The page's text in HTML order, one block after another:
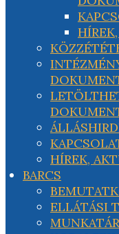
HÍREK,
BARCS
ELLÁTÁSI